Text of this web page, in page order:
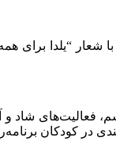
“یلدا برای
فعالیت‌های شاد
در کودکان